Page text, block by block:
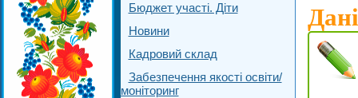
Бюджет участі. Діти
Новини
Кадровий склад
Забезпечення якості освіти/
моніторинг